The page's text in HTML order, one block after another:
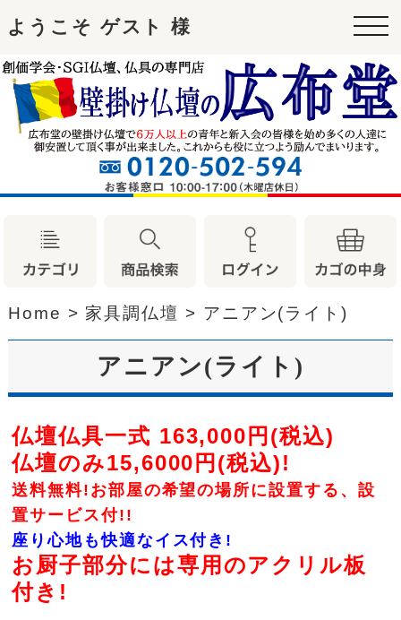
ようこそ ゲスト 様
Home > 家具調仏壇 > アニアン(ライト)
アニアン(ライト)
仏壇仏具一式 163,000円(税込)
仏壇のみ15,6000円(税込)!
送料無料!お部屋の希望の場所に設置する、設
置サービス付!!
座り心地も快適なイス付き!
お厨子部分には専用のアクリル板
付き!